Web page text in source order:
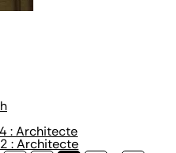
: Architecte
: Architecte